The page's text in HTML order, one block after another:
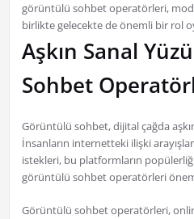
görüntülü sohbet operatörleri,
birlikte gelecekte de önemli bir rol
Aşkın Sanal
Sohbet
Görüntülü sohbet, dijital çağda
İnsanların internetteki ilişki
istekleri, bu platformların
görüntülü sohbet operatörleri
Görüntülü sohbet operatörleri,